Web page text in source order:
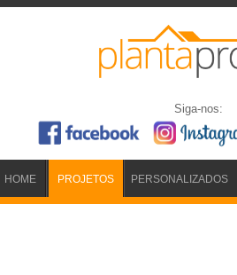
Siga-nos:
HOME PROJETOS PERSONALIZADOS